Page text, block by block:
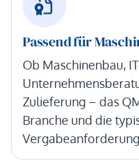
Passend für
Ob Maschinenbau,
Zulieferung – das
Branche und die